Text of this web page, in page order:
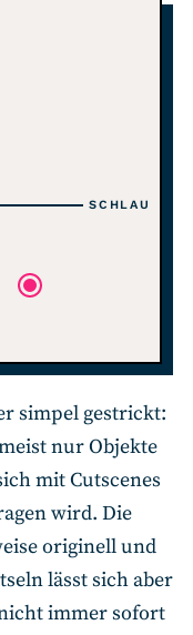
SCHLAU
simpel gestrickt:
nur Objekte
mit Cutscenes
wird. Die
originell und
lässt sich aber
immer sofort